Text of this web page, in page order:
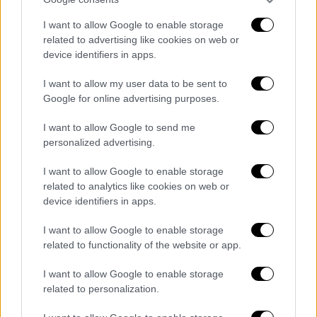
I want to allow Google to enable storage
related to advertising like cookies on web or
device identifiers in apps.
I want to allow my user data to be sent to
Google for online advertising purposes.
I want to allow Google to send me
personalized advertising.
I want to allow Google to enable storage
related to analytics like cookies on web or
device identifiers in apps.
I want to allow Google to enable storage
related to functionality of the website or app.
I want to allow Google to enable storage
related to personalization.
πλήττοντας την ανταγωνιστικότητα των
Κινέζων εργαζομένων, ενώ η πίεση στον
ενεργό πληθυσμόναεγγυηθείτηφροντίδα
των γηραιότερων θα κλιμακωθεί.
Οι τοπικές αρχές έχουν ήδη ανακοινώσει
για να ενθαρρύνει τα ζευγάρια
αποκτήσουν παιδιά, ή περισσότερα παιδιά.
εδώ και μερικές ημέρες επιδόματα για κάθε
γέννηση που φθάνουν ως τα 100.000 γιούαν
(1.370 ευρώ) και διάφορες παροχές ως τα
τρία έτη κάθε παιδιού.
158 ημέρες άδεια μητρότητας (60 ημέρες
περισσότερες από τον εθνικό μέσο όρο) από